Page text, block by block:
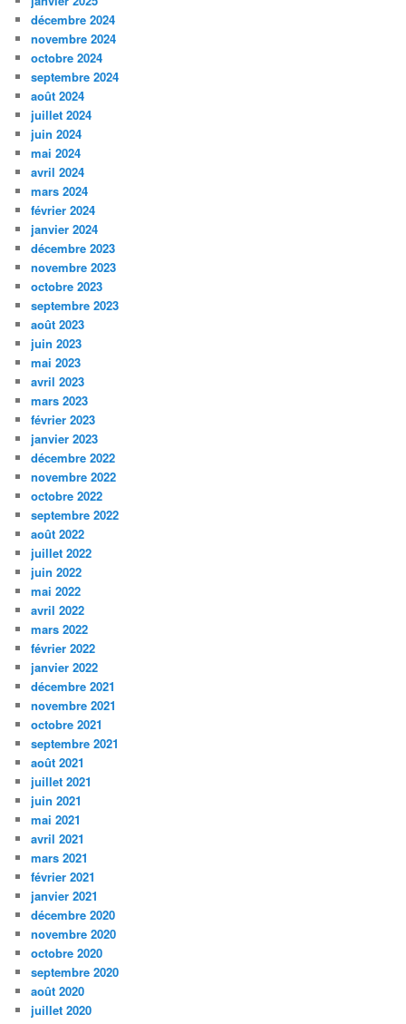
décembre 2024
novembre 2024
octobre 2024
septembre 2024
août 2024
juillet 2024
juin 2024
mai 2024
avril 2024
mars 2024
février 2024
janvier 2024
décembre 2023
novembre 2023
octobre 2023
septembre 2023
août 2023
juin 2023
mai 2023
avril 2023
mars 2023
février 2023
janvier 2023
décembre 2022
novembre 2022
octobre 2022
septembre 2022
août 2022
juillet 2022
juin 2022
mai 2022
avril 2022
mars 2022
février 2022
janvier 2022
décembre 2021
novembre 2021
octobre 2021
septembre 2021
août 2021
juillet 2021
juin 2021
mai 2021
avril 2021
mars 2021
février 2021
janvier 2021
décembre 2020
novembre 2020
octobre 2020
septembre 2020
août 2020
juillet 2020